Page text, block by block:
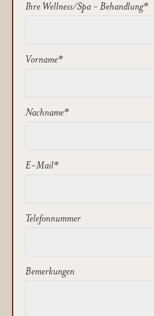
Ihre Wellness/Spa - Behandlung
Vorname
Nachname
E-Mail
Telefonnummer
Bemerkungen